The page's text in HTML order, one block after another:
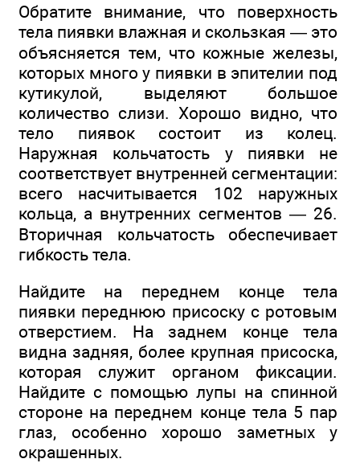
Обратите внимание, что поверхность
тела пиявки влажная и скользкая — это
объясняется тем, что кожные железы,
которых много у пиявки в эпителии под
кутикулой, выделяют большое
количество слизи. Хорошо видно, что
тело пиявок состоит из колец.
Наружная кольчатость у пиявки не
соответствует внутренней сегментации:
всего насчитывается 102 наружных
кольца, а внутренних сегментов — 26.
Вторичная кольчатость обеспечивает
гибкость тела.
Найдите на переднем конце тела
пиявки переднюю присоску с ротовым
отверстием. На заднем конце тела
видна задняя, более крупная присоска,
которая служит органом фиксации.
Найдите с помощью лупы на спинной
стороне на переднем конце тела 5 пар
глаз, особенно хорошо заметных у
окрашенных.